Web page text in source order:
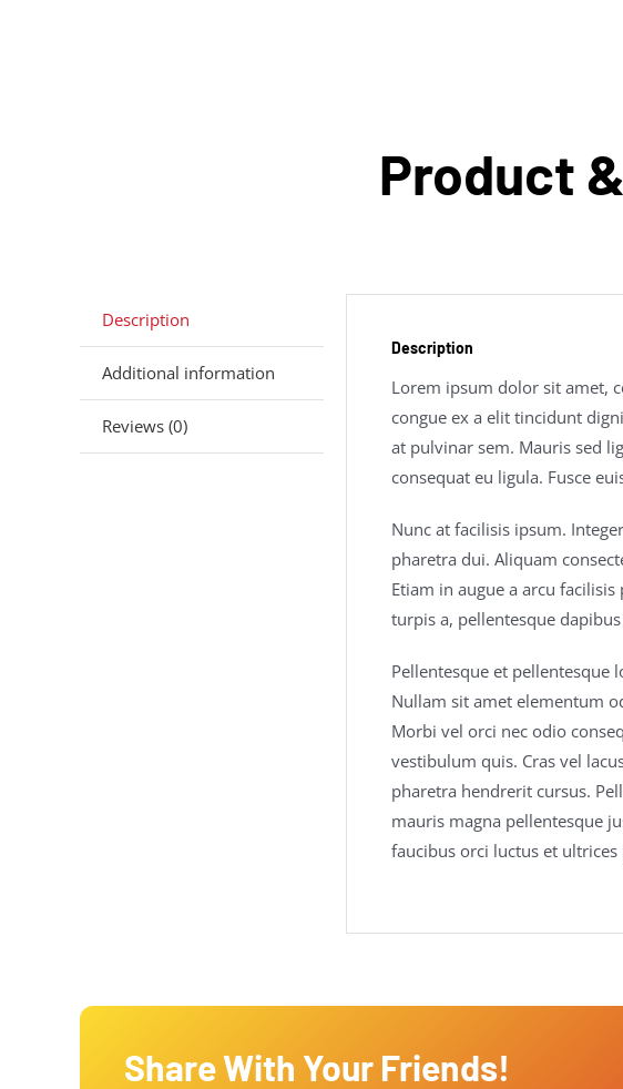
Product
Description
Additional information
Reviews (0)
Description
Lorem ipsum dolor sit amet,
congue ex a elit tincidunt
at pulvinar sem. Mauris sed
consequat eu ligula. Fusce
Nunc at facilisis ipsum.
pharetra dui. Aliquam
Etiam in augue a arcu
turpis a, pellentesque
Pellentesque et
Nullam sit amet elementum
Morbi vel orci nec odio
vestibulum quis. Cras vel
pharetra hendrerit cursus.
mauris magna pellentesque
faucibus orci luctus et
Share With Your Friends!